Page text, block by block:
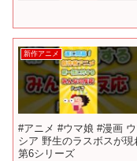
新作アニメ
#アニメ #ウマ娘 #漫画
シア 野生のラスボスが
第6シリーズ